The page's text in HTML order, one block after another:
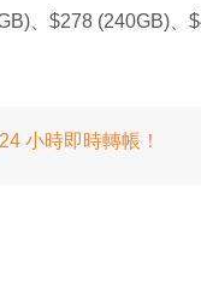
、$278 (240GB)、
小時即時轉帳！